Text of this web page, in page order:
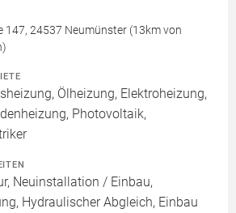
147, 24537 Neumünster (13km von
Ölheizung, Elektroheizung,
Photovoltaik,
Neuinstallation / Einbau,
Hydraulischer Abgleich, Einbau